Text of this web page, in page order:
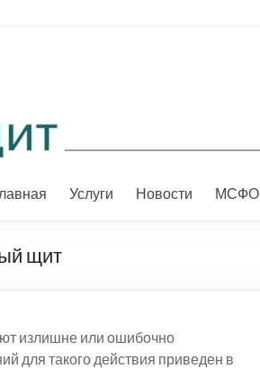
Услуги Новости МСФО
щит
излишне или ошибочно
для такого действия приведен в